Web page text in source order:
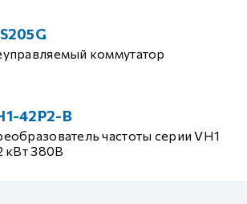
коммутатор
42P2-B
частоты серии VH1
кВт 380В